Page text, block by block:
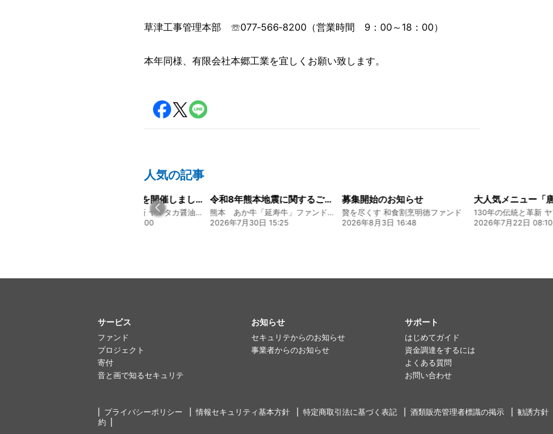
草津工事管理本部 ☏077‐566‐8200（営業時間 9：00～18：00）
本年同様、有限会社本郷工業を宜しくお願い致します。
人気の記事
経営方針説明会を開催しました
130年の伝統と革新 ヤマタカ醤油ファンド
2026年8月4日 20:00
令和8年熊本地震に関するご報告
熊本 あか牛「延寿牛」ファンド2026
2026年7月30日 15:25
募集開始のお知らせ
贅を尽くす 和食割烹明徳ファンド
2026年8月3日 16:48
2026年7月22日 08:10
サービス
ファンド
プロジェクト
寄付
音と画で知るセキュリテ
お知らせ
セキュリテからのお知らせ
事業者からのお知らせ
サポート
はじめてガイド
資金調達をするには
よくある質問
お問い合わせ
プライバシーポリシー 情報セキュリティ基本方針 特定商取引法に基づく表記 酒類販売管理者標識の掲示 勧誘方針
約